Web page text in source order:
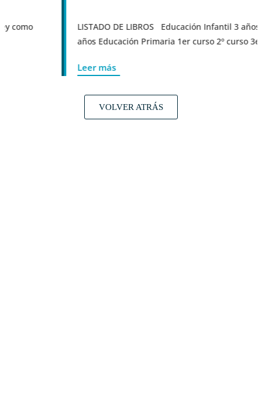
LISTADO DE LIBROS Educación Infantil 3 años 4 años 5
años Educación Primaria 1er curso 2º curso 3er curs...
Leer más
VOLVER ATRÁS